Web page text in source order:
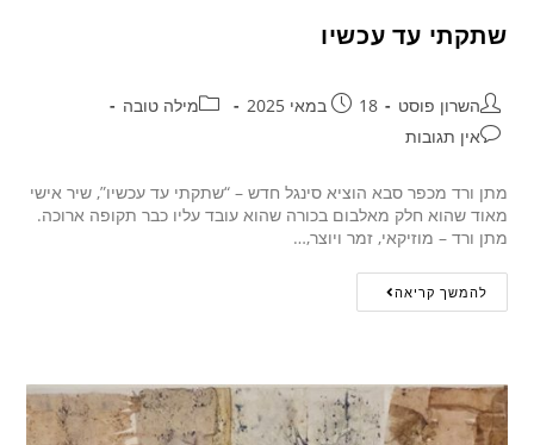
שתקתי עד עכשיו
השרון פוסט 18 במאי 2025
מילה טובה
אין תגובות
מתן ורד מכפר סבא הוציא סינגל חדש – “שתקתי עד עכשיו”, שיר אישי
מאוד שהוא חלק מאלבום בכורה שהוא עובד עליו כבר תקופה ארוכה.
מתן ורד – מוזיקאי, זמר ויוצר,…
להמשך קריאה